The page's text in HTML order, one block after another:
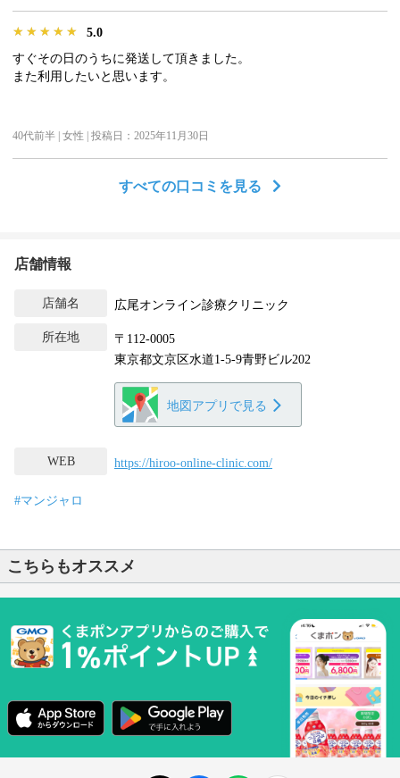
★★★★★
★★★★★
★★★★★
5.0
すぐその日のうちに発送して頂きました。
また利用したいと思います。
40代前半 | 女性 | 投稿日：2025年11月30日
すべての口コミを見る
店舗情報
店舗名 広尾オンライン診療クリニック
所在地
〒112-0005
東京都文京区水道1-5-9青野ビル202
地図アプリで見る
WEB https://hiroo-online-clinic.com/
#マンジャロ
こちらもオススメ